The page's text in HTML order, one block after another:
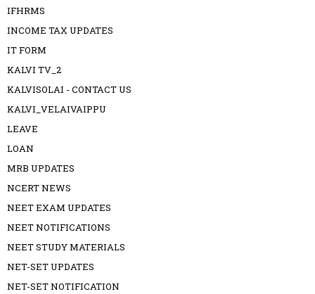
IFHRMS
INCOME TAX UPDATES
IT FORM
KALVI TV_2
KALVISOLAI - CONTACT US
KALVI_VELAIVAIPPU
LEAVE
LOAN
MRB UPDATES
NCERT NEWS
NEET EXAM UPDATES
NEET NOTIFICATIONS
NEET STUDY MATERIALS
NET-SET UPDATES
NET-SET NOTIFICATION